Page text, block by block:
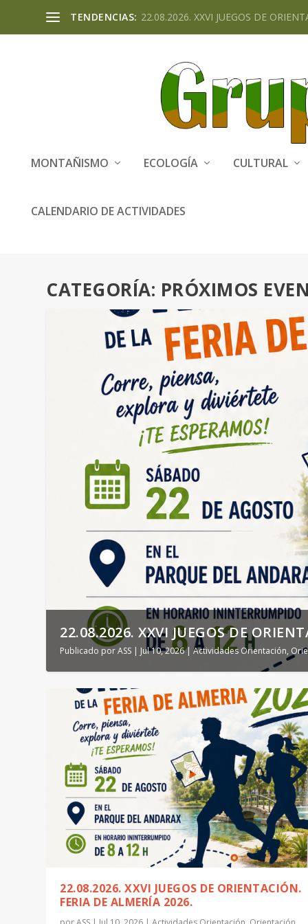
TENDENCIAS: 22.08.2026. XXVI JUEGOS DE
MONTAÑISMO ECOLOGÍA CULTURAL
CALENDARIO DE ACTIVIDADES
CATEGORÍA: PRÓXIMOS
22.08.2026. XXVI JUEGOS DE
Publicado porASS | Jul 10, 2026|Actividades Orientación,
22.08.2026. XXVI JUEGOS DE ORIENTACIÓN.
FERIA DE ALMERÍA 2026.